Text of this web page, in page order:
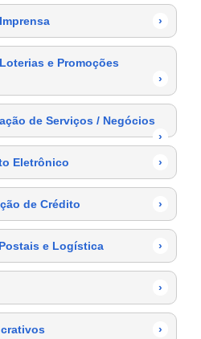
›
e Promoções
›
de Serviços / Negócios
›
Eletrônico
›
de Crédito ›
e Logística ›
›
›